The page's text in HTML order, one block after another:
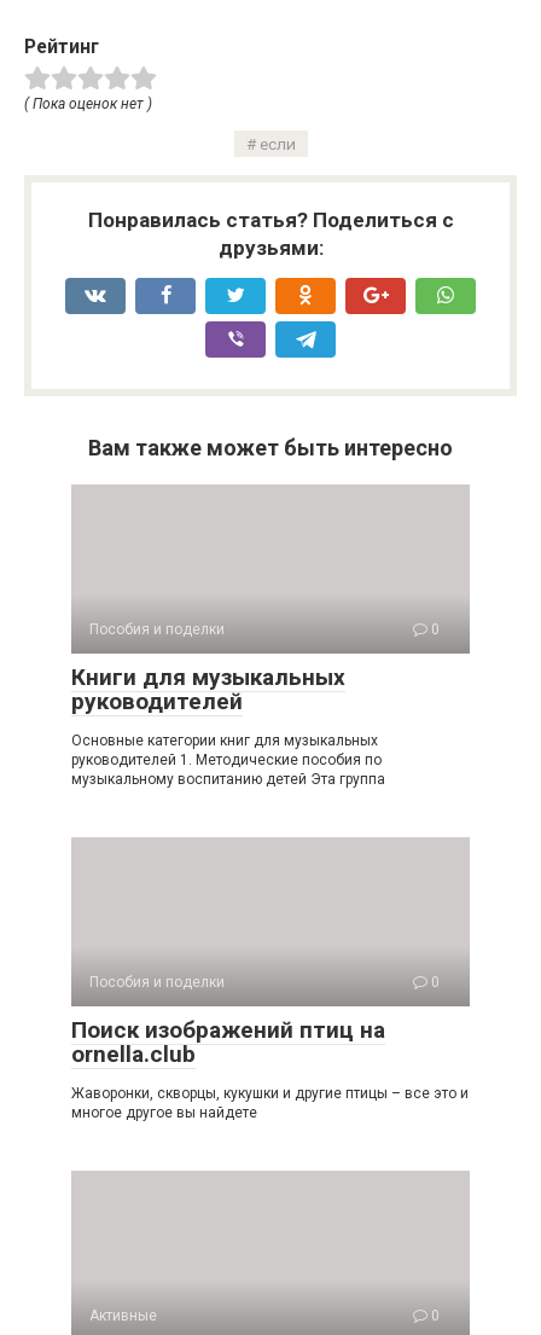
Рейтинг
( Пока оценок нет )
если
Понравилась статья? Поделиться с
друзьями:
Вам также может быть интересно
Пособия и поделки 0
Книги для музыкальных
руководителей
Основные категории книг для музыкальных
руководителей 1. Методические пособия по
музыкальному воспитанию детей Эта группа
Пособия и поделки 0
Поиск изображений птиц на
ornella.club
Жаворонки, скворцы, кукушки и другие птицы – все это и
многое другое вы найдете
Активные 0